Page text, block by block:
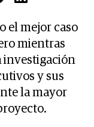
el mejor caso
mientras
investigación
y sus
la mayor